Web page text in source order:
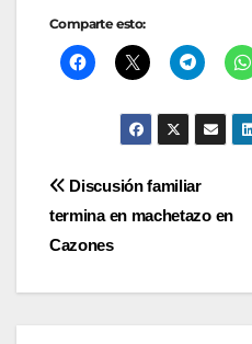
Comparte esto:
Navegación
de
entradas
Discusión familiar
termina en machetazo en
Cazones